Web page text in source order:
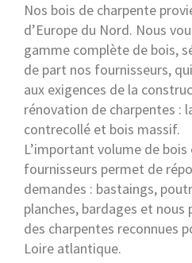
Nos bois de charpente
d’Europe du Nord. Nous
gamme complète de bois,
de part nos fournisseurs,
aux exigences de la
rénovation de charpentes :
contrecollé et bois massif.
L’important volume de
fournisseurs permet de
demandes : bastaings,
planches, bardages et
des charpentes reconnues
Loire atlantique.